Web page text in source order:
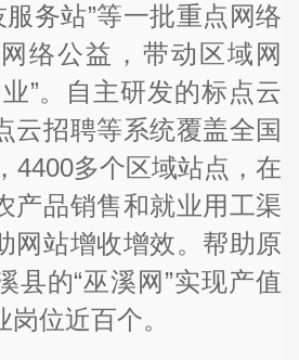
服务站”等一批重点网络
络公益，带动区域网
”。自主研发的标点云
云招聘等系统覆盖全国
4400多个区域站点，在
产品销售和就业用工渠
网站增收增效。帮助原
县的“巫溪网”实现产值
位近百个。